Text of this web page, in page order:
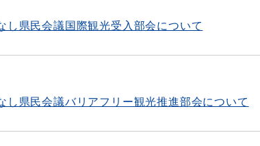
し県民会議国際観光受入部会について
し県民会議バリアフリー観光推進部会について